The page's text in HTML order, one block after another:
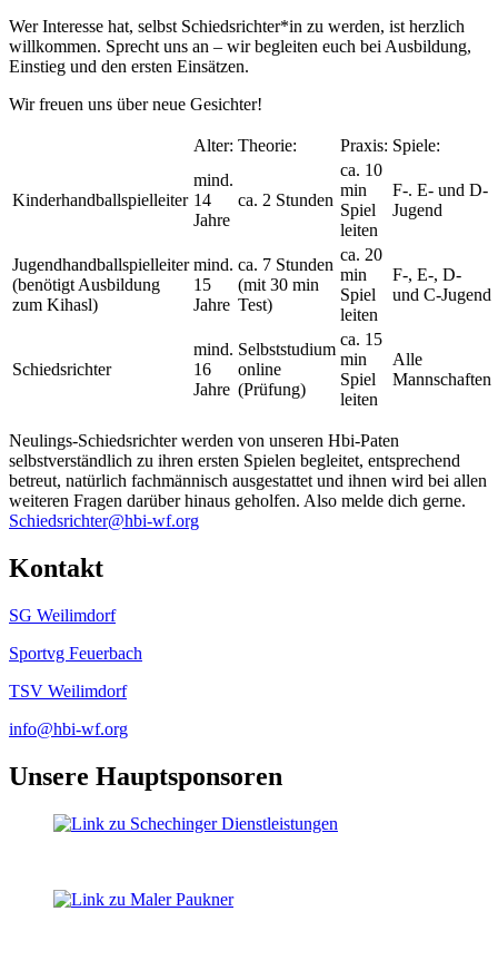
Wer Interesse hat, selbst Schiedsrichter*in zu werden, ist herzlich
willkommen. Sprecht uns an – wir begleiten euch bei Ausbildung,
Einstieg und den ersten Einsätzen.
Wir freuen uns über neue Gesichter!
Alter: Theorie: Praxis: Spiele:
Kinderhandballspielleiter
mind.
14
Jahre
ca. 2 Stunden
ca. 10
min
Spiel
leiten
F-. E- und D-
Jugend
Jugendhandballspielleiter
(benötigt Ausbildung
zum Kihasl)
mind.
15
Jahre
ca. 7 Stunden
(mit 30 min
Test)
ca. 20
min
Spiel
leiten
F-, E-, D-
und C-Jugend
Schiedsrichter
mind.
16
Jahre
Selbststudium
online
(Prüfung)
ca. 15
min
Spiel
leiten
Alle
Mannschaften
Neulings-Schiedsrichter werden von unseren Hbi-Paten
selbstverständlich zu ihren ersten Spielen begleitet, entsprechend
betreut, natürlich fachmännisch ausgestattet und ihnen wird bei allen
weiteren Fragen darüber hinaus geholfen. Also melde dich gerne.
Schiedsrichter@hbi-wf.org
Kontakt
SG Weilimdorf
Sportvg Feuerbach
TSV Weilimdorf
info@hbi-wf.org
Unsere Hauptsponsoren